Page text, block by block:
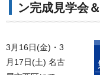
ン完成見学会
3月16日(金)・3
月17日(土) 名古